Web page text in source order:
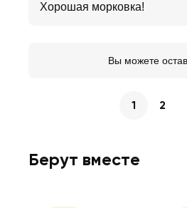
Хорошая морковка!
Вы можете
1 2
Берут вместе